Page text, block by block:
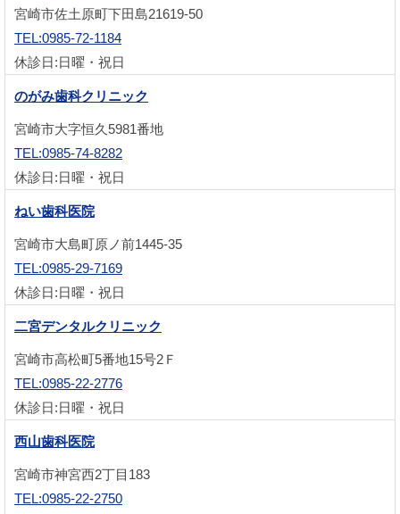
宮崎市佐土原町下田島21619-50
TEL:0985-72-1184
休診日:日曜・祝日
のがみ歯科クリニック
宮崎市大字恒久5981番地
TEL:0985-74-8282
休診日:日曜・祝日
ねい歯科医院
宮崎市大島町原ノ前1445-35
TEL:0985-29-7169
休診日:日曜・祝日
二宮デンタルクリニック
宮崎市高松町5番地15号2Ｆ
TEL:0985-22-2776
休診日:日曜・祝日
西山歯科医院
宮崎市神宮西2丁目183
TEL:0985-22-2750